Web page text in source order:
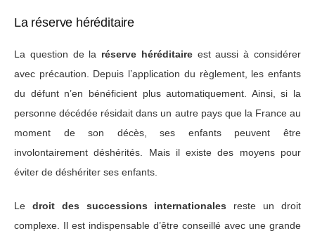
La réserve héréditaire
La question de la réserve héréditaireest aussi à considérer
avec précaution. Depuis l’application du règlement, les enfants
du défunt n’en bénéficient plus automatiquement. Ainsi, si la
personne décédée résidait dans un autre pays que la France au
moment de son décès, ses enfants peuvent être
involontairement déshérités. Mais il existe des moyens pour
éviter de déshériter ses enfants.
Le droit des successions internationales reste un droit
complexe. Il est indispensable d’être conseillé avec une grande